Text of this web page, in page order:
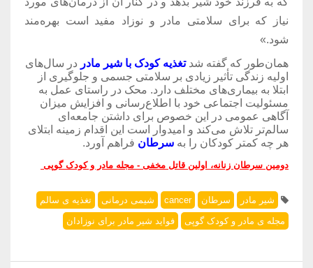
نیاز که برای سلامتی مادر و نوزاد مفید است بهره‌مند
شود.»
همان‌طور که گفته شد تغذیه کودک با شیر مادر در سال‌های
اولیه زندگی تأثیر زیادی بر سلامتی جسمی و جلوگیری از
ابتلا به بیماری‌های مختلف دارد. محک در راستای عمل به
مسئولیت اجتماعی خود با اطلاع‌رسانی و افزایش میزان
آگاهی عمومی در این خصوص برای داشتن جامعه‌ای
سالم‌تر تلاش می‌کند و امیدوار است این اقدام زمینه ابتلای
هر چه کمتر کودکان را به سرطان فراهم آورد.
دومین سرطان زنانه، اولین قاتل مخفی - مجله مادر و کودک گوپی
شیر مادر سرطان cancer شیمی درمانی
تغذیه ی سالم
مجله ی مادر و کودک گوپی
فواید شیر مادر برای نوزادان